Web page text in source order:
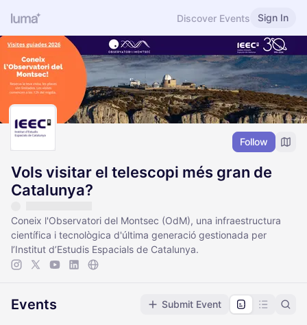
Discover Events Sign In
Follow
Vols visitar el telescopi més gran de
Catalunya?
Coneix l'Observatori del Montsec (OdM), una infraestructura
científica i tecnològica d'última generació gestionada per
l’Institut d’Estudis Espacials de Catalunya.
Events Submit Event